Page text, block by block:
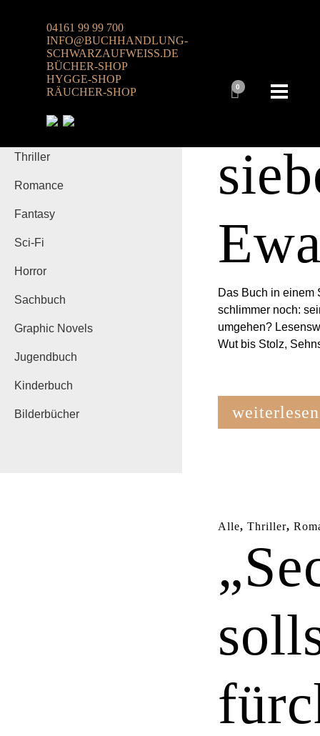
04161 99 99 700
INFO@BUCHHANDLUNG-
SCHWARZAUFWEISS.DE
BÜCHER-SHOP
HYGGE-SHOP
RÄUCHER-SHOP
0
Belletristik
Thriller
Romance
Fantasy
Sci-Fi
Horror
Sachbuch
Graphic Novels
Jugendbuch
Kinderbuch
Bilderbücher
Das Buch in einem
schlimmer noch:
umgehen?
Wut bis Stolz,
weiterlesen
Alle, Thriller,